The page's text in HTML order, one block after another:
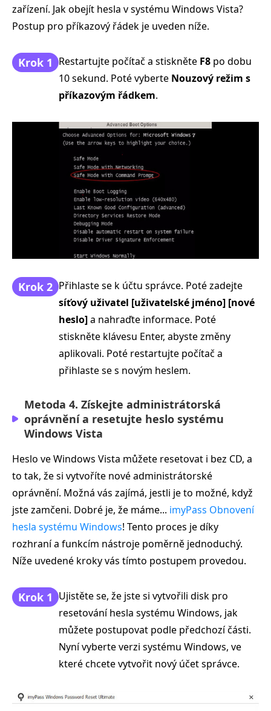
zařízení. Jak obejít hesla v systému Windows Vista?
Postup pro příkazový řádek je uveden níže.
Krok 1 Restartujte počítač a stiskněte F8 po dobu
10 sekund. Poté vyberte Nouzový režim s
příkazovým řádkem.
Krok 2 Přihlaste se k účtu správce. Poté zadejte
síťový uživatel [uživatelské jméno] [nové
heslo]a nahraďte informace. Poté
stiskněte klávesu Enter, abyste změny
aplikovali. Poté restartujte počítač a
přihlaste se s novým heslem.
Metoda 4. Získejte administrátorská
oprávnění a resetujte heslo systému
Windows Vista
Heslo ve Windows Vista můžete resetovat i bez CD, a
to tak, že si vytvoříte nové administrátorské
oprávnění. Možná vás zajímá, jestli je to možné, když
jste zamčeni. Dobré je, že máme... imyPass Obnovení
hesla systému Windows! Tento proces je díky
rozhraní a funkcím nástroje poměrně jednoduchý.
Níže uvedené kroky vás tímto postupem provedou.
Krok 1 Ujistěte se, že jste si vytvořili disk pro
resetování hesla systému Windows, jak
můžete postupovat podle předchozí části.
Nyní vyberte verzi systému Windows, ve
které chcete vytvořit nový účet správce.